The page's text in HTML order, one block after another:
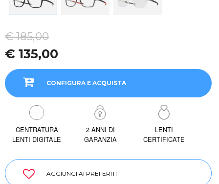
€ 185,00
€ 135,00
CONFIGURA E ACQUISTA
CENTRATURA
LENTI DIGITALE
2 ANNI DI
GARANZIA
LENTI
CERTIFICATE
AGGIUNGI AI PREFERITI